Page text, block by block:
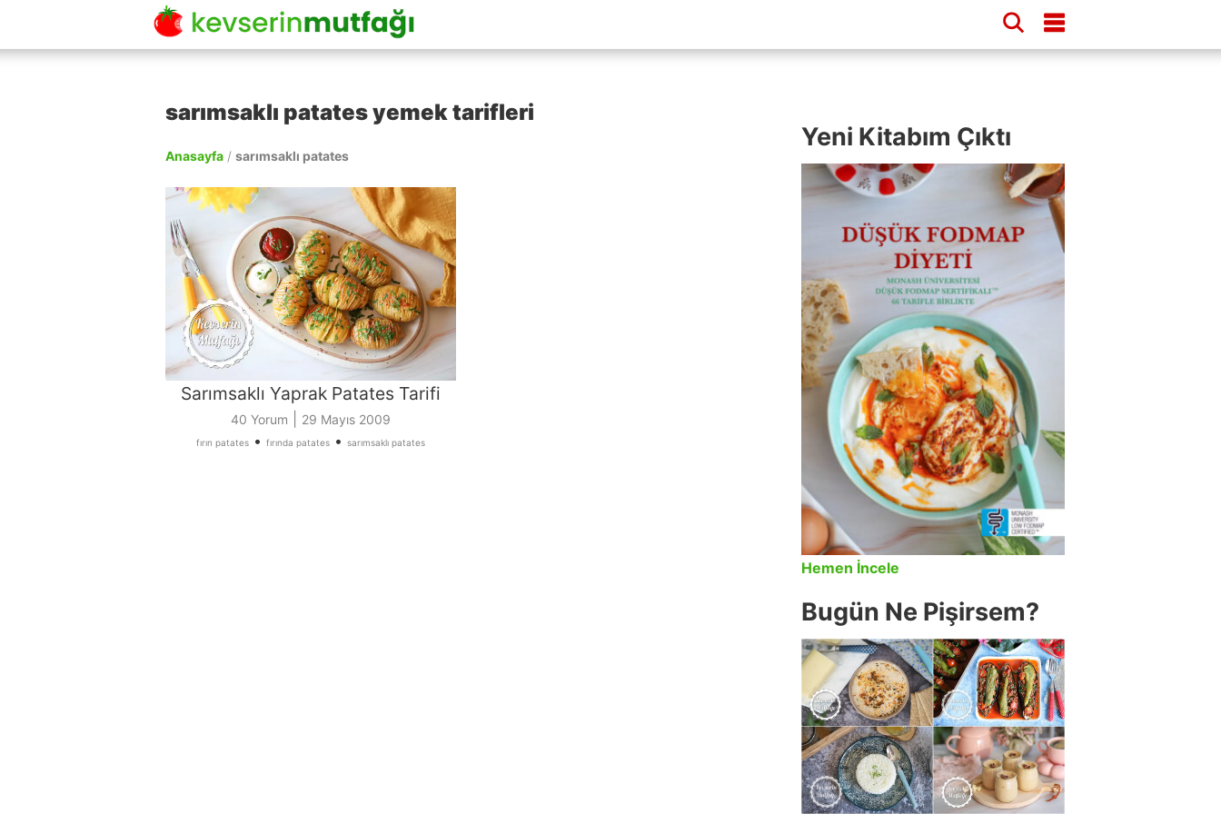
sarımsaklı patates yemek tarifleri
Anasayfa / sarımsaklı patates
Sarımsaklı Yaprak Patates Tarifi
40 Yorum 29 Mayıs 2009
fırın patates • fırında patates • sarımsaklı patates
Yeni Kitabım Çıktı
Hemen İncele
Bugün Ne Pişirsem?